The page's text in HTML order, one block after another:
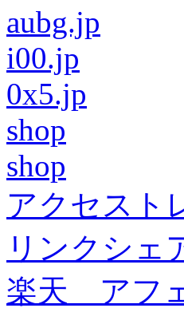
aubg.jp
i00.jp
0x5.jp
shop
shop
アクセス
リンクシ
楽天 アフ